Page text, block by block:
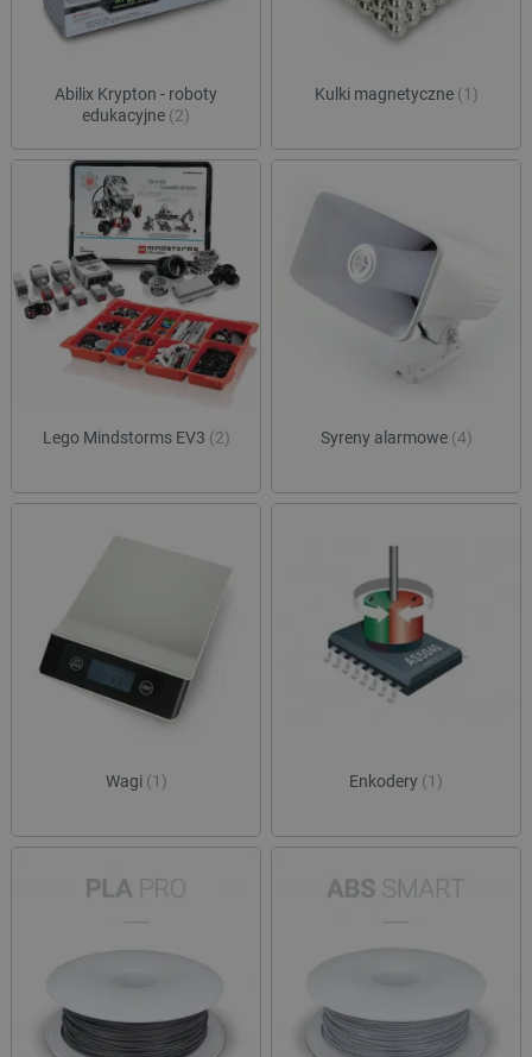
Abilix Krypton - roboty
edukacyjne (2)
Kulki magnetyczne (1)
Lego Mindstorms EV3 (2) Syreny alarmowe (4)
Wagi (1) Enkodery (1)